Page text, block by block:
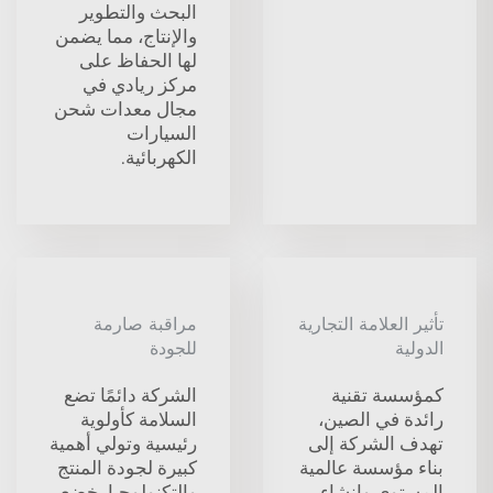
البحث والتطوير
والإنتاج، مما يضمن
لها الحفاظ على
مركز ريادي في
مجال معدات شحن
السيارات
الكهربائية.
تأثير العلامة التجارية
الدولية
كمؤسسة تقنية
رائدة في الصين،
تهدف الشركة إلى
بناء مؤسسة عالمية
مراقبة صارمة
للجودة
الشركة دائمًا تضع
السلامة كأولوية
رئيسية وتولي أهمية
كبيرة لجودة المنتج